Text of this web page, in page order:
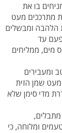
בו את
מתרככים מעט
הלהבה ומבשלים
לפעם עד
מים, ממליחים
ומעבירים
שמן הזית
מדי סימן שלא
מתבלים,
ומלוחה, כי